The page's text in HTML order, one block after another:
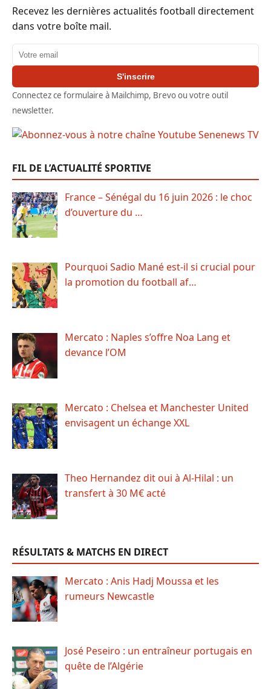
Recevez les dernières actualités football directement
dans votre boîte mail.
Adresse email
S'inscrire
Connectez ce formulaire à Mailchimp, Brevo ou votre outil
newsletter.
FIL DE L’ACTUALITÉ SPORTIVE
France – Sénégal du 16 juin 2026 : le choc
d’ouverture du …
Pourquoi Sadio Mané est-il si crucial pour
la promotion du football af…
Mercato : Naples s’offre Noa Lang et
devance l’OM
Mercato : Chelsea et Manchester United
envisagent un échange XXL
Theo Hernandez dit oui à Al-Hilal : un
transfert à 30 M€ acté
RÉSULTATS & MATCHS EN DIRECT
Mercato : Anis Hadj Moussa et les
rumeurs Newcastle
José Peseiro : un entraîneur portugais en
quête de l’Algérie